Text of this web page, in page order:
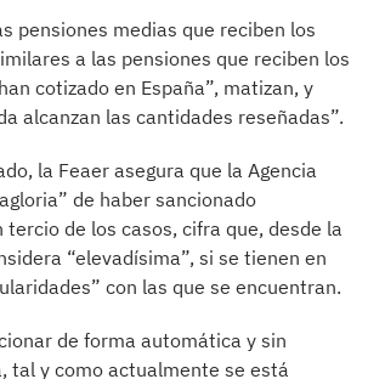
pensiones medias que reciben los
a las pensiones que reciben los
cotizado en España”, matizan, y
alcanzan las cantidades reseñadas”.
la Feaer asegura que la Agencia
de haber sancionado
de los casos, cifra que, desde la
“elevadísima”, si se tienen en
con las que se encuentran.
de forma automática y sin
tal y como actualmente se está